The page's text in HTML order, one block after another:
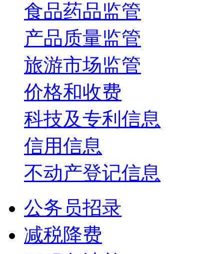
食品药品监管
产品质量监管
旅游市场监管
价格和收费
科技及专利信息
信用信息
不动产登记信息
公务员招录
减税降费